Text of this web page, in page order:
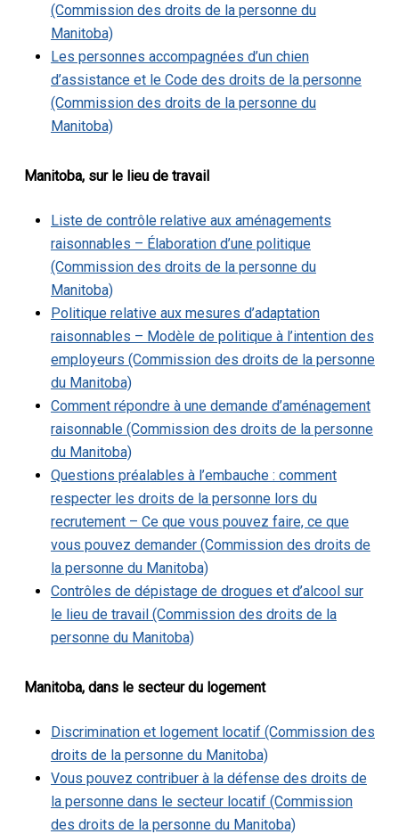
(Commission des droits de la personne du
Manitoba)
Les personnes accompagnées d’un chien
d’assistance et le Code des droits de la personne
(Commission des droits de la personne du
Manitoba)
Manitoba, sur le lieu de travail
Liste de contrôle relative aux aménagements
raisonnables – Élaboration d’une politique
(Commission des droits de la personne du
Manitoba)
Politique relative aux mesures d’adaptation
raisonnables – Modèle de politique à l’intention des
employeurs (Commission des droits de la personne
du Manitoba)
Comment répondre à une demande d’aménagement
raisonnable (Commission des droits de la personne
du Manitoba)
Questions préalables à l’embauche : comment
respecter les droits de la personne lors du
recrutement – Ce que vous pouvez faire, ce que
vous pouvez demander (Commission des droits de
la personne du Manitoba)
Contrôles de dépistage de drogues et d’alcool sur
le lieu de travail (Commission des droits de la
personne du Manitoba)
Manitoba, dans le secteur du logement
Discrimination et logement locatif (Commission des
droits de la personne du Manitoba)
Vous pouvez contribuer à la défense des droits de
la personne dans le secteur locatif (Commission
des droits de la personne du Manitoba)